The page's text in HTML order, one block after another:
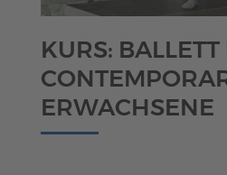
KURS:
ERWACHSENE